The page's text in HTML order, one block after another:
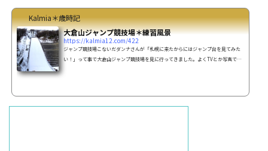
Kalmia＊歳時記
大倉山ジャンプ競技場＊練習風景
https://kalmia12.com/422
ジャンプ競技場こないだダンナさんが「札幌に来たからにはジャンプ台を見てみた
い！」って事で大倉山ジャンプ競技場を見に行ってきました。よくTVとか写真では